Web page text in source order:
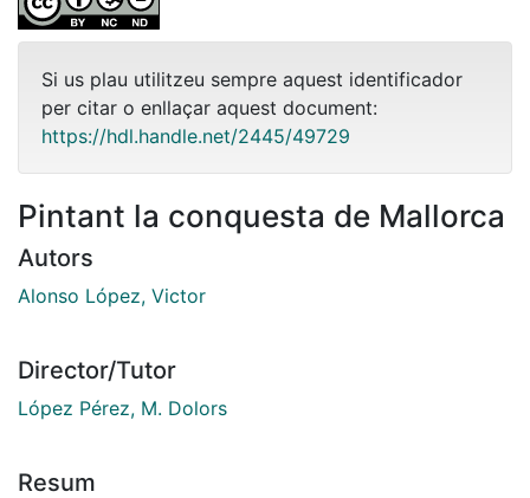
Si us plau utilitzeu sempre aquest identificador
per citar o enllaçar aquest document:
https://hdl.handle.net/2445/49729
Pintant la conquesta de Mallorca
Autors
Alonso López, Victor
Director/Tutor
López Pérez, M. Dolors
Resum